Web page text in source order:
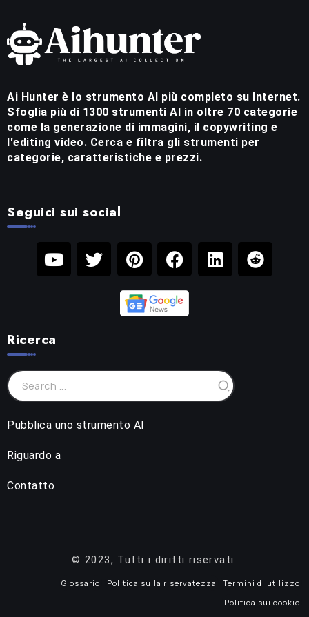
Ai Hunter è lo strumento AI più completo su Internet.
Sfoglia più di 1300 strumenti AI in oltre 70 categorie
come la generazione di immagini, il copywriting e
l'editing video. Cerca e filtra gli strumenti per
categorie, caratteristiche e prezzi.
Seguici sui social
Ricerca
Pubblica uno strumento AI
Riguardo a
Contatto
© 2023, Tutti i diritti riservati.
Glossario Politica sulla riservatezza
Termini di utilizzo
Politica sui cookie